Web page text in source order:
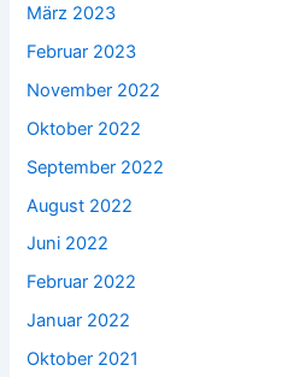
März 2023
Februar 2023
November 2022
Oktober 2022
September 2022
August 2022
Juni 2022
Februar 2022
Januar 2022
Oktober 2021